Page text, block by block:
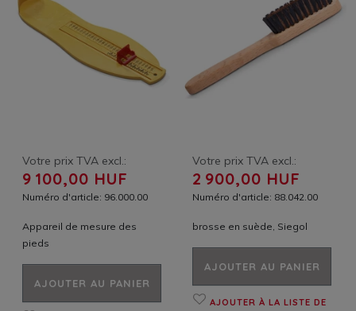
Votre prix TVA excl.:
9 100,00 HUF
Numéro d'article: 96.000.00
Appareil de mesure des
pieds
AJOUTER AU PANIER
Votre prix TVA excl.:
2 900,00 HUF
Numéro d'article: 88.042.00
brosse en suède, Siegol
AJOUTER AU PANIER
AJOUTER À LA LISTE DE